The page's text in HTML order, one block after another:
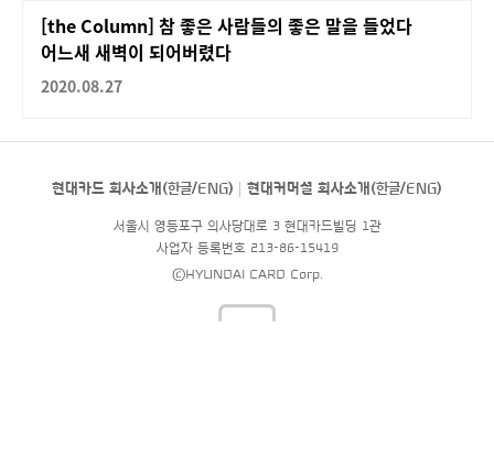
[the Column] 참 좋은 사람들의 좋은 말을 들었다
어느새 새벽이 되어버렸다
2020.08.27
현대카드 회사소개(한글/ENG) 현대커머셜 회사소개(한글/ENG)
서울시 영등포구 의사당대로 3 현대카드빌딩 1관
사업자 등록번호 213-86-15419
©HYUNDAI CARD Corp.